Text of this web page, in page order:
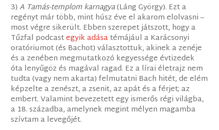
3)A Tamás-templom karnagya(Láng György). Ezt a
regényt már több, mint húsz éve el akarom elolvasni –
most végre sikerült. Ebben szerepet játszott, hogy a
Tűzfal podcastegyik adásatémájául a Karácsonyi
oratóriumot (és Bachot) választottuk, akinek a zenéje
és a zenében megmutatkozó kegyessége évtizedek
óta lenyűgöz és magával ragad. Ez a lírai életrajz nem
tudta (vagy nem akarta) felmutatni Bach hitét, de elém
képzelte a zenészt, a zsenit, az apát és a férjet; az
embert. Valamint bevezetett egy ismerős régi világba,
a 18. századba, amelynek megint mélyen magamba
szívtam a levegőjét.